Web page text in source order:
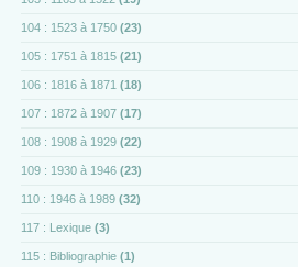
104 : 1523 à 1750 (23)
105 : 1751 à 1815 (21)
106 : 1816 à 1871 (18)
107 : 1872 à 1907 (17)
108 : 1908 à 1929 (22)
109 : 1930 à 1946 (23)
110 : 1946 à 1989 (32)
117 : Lexique (3)
115 : Bibliographie (1)